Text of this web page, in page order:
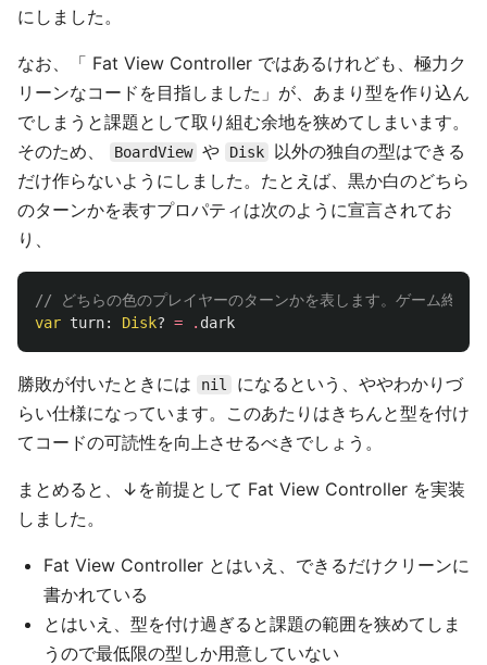
にしました。
なお、「 Fat View Controller ではあるけれども、極力ク
リーンなコードを目指しました」が、あまり型を作り込ん
でしまうと課題として取り組む余地を狭めてしまいます。
そのため、
BoardView や Disk
以外の独自の型はできる
だけ作らないようにしました。たとえば、黒か白のどちら
のターンかを表すプロパティは次のように宣言されてお
り、
// どちらの色のプレイヤーのターンかを表します。ゲーム終
var turn: Disk? = . dark
勝敗が付いたときには nil
になるという、ややわかりづ
らい仕様になっています。このあたりはきちんと型を付け
てコードの可読性を向上させるべきでしょう。
まとめると、↓を前提として Fat View Controller を実装
しました。
Fat View Controller とはいえ、できるだけクリーンに
書かれている
とはいえ、型を付け過ぎると課題の範囲を狭めてしま
うので最低限の型しか用意していない